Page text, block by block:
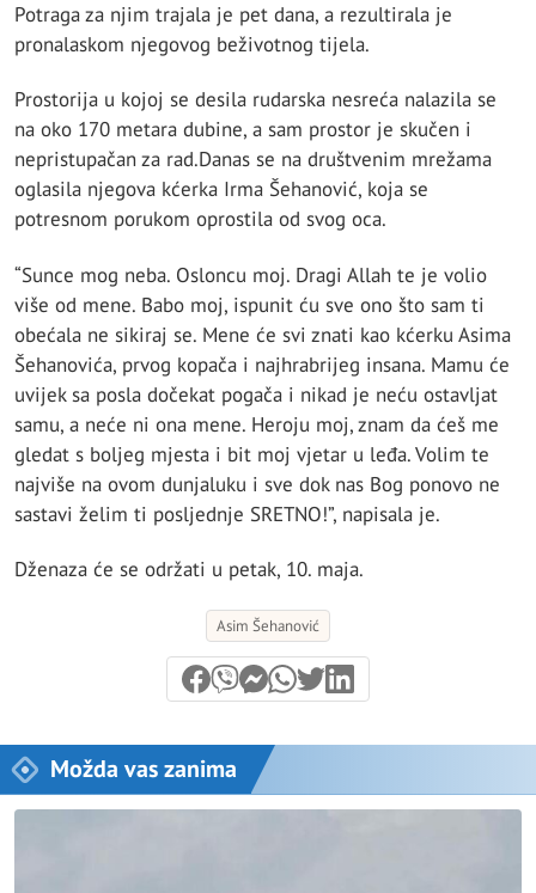
Potraga za njim trajala je pet dana, a rezultirala je
pronalaskom njegovog beživotnog tijela.
Prostorija u kojoj se desila rudarska nesreća nalazila se
na oko 170 metara dubine, a sam prostor je skučen i
nepristupačan za rad.Danas se na društvenim mrežama
oglasila njegova kćerka Irma Šehanović, koja se
potresnom porukom oprostila od svog oca.
“Sunce mog neba. Osloncu moj. Dragi Allah te je volio
više od mene. Babo moj, ispunit ću sve ono što sam ti
obećala ne sikiraj se. Mene će svi znati kao kćerku Asima
Šehanovića, prvog kopača i najhrabrijeg insana. Mamu će
uvijek sa posla dočekat pogača i nikad je neću ostavljat
samu, a neće ni ona mene. Heroju moj, znam da ćeš me
gledat s boljeg mjesta i bit moj vjetar u leđa. Volim te
najviše na ovom dunjaluku i sve dok nas Bog ponovo ne
sastavi želim ti posljednje SRETNO!”, napisala je.
Dženaza će se održati u petak, 10. maja.
Asim Šehanović
Možda vas zanima